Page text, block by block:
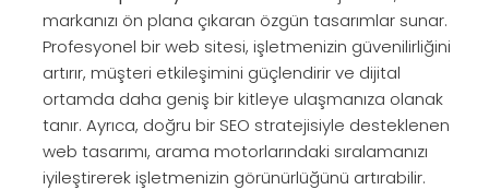
markanızı ön plana çıkaran özgün tasarımlar sunar.
Profesyonel bir web sitesi, işletmenizin güvenilirliğini
artırır, müşteri etkileşimini güçlendirir ve dijital
ortamda daha geniş bir kitleye ulaşmanıza olanak
tanır. Ayrıca, doğru bir SEO stratejisiyle desteklenen
web tasarımı, arama motorlarındaki sıralamanızı
iyileştirerek işletmenizin görünürlüğünü artırabilir.